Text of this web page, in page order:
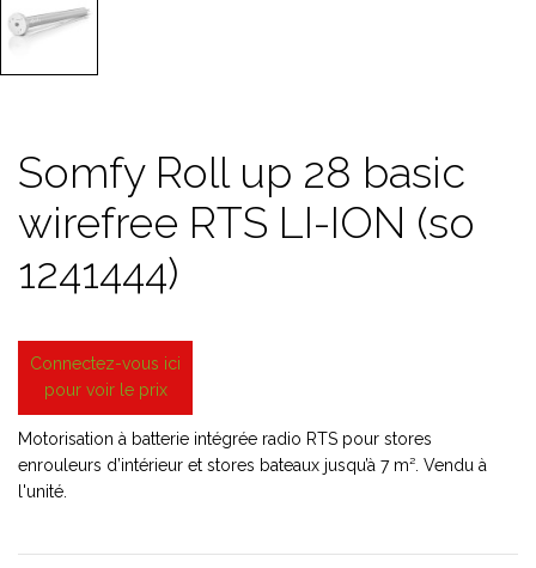
Somfy Roll up 28 basic
wirefree RTS LI-ION (so
1241444)
Connectez-vous ici
pour voir le prix
Motorisation à batterie intégrée radio RTS pour stores
enrouleurs d’intérieur et stores bateaux jusqu’à 7 m². Vendu à
l'unité.